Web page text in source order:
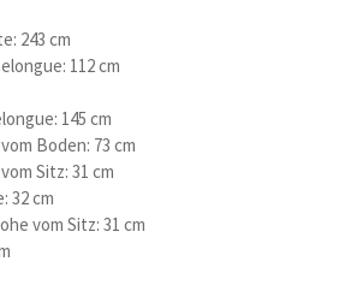
243 cm
112 cm
145 cm
Boden: 73 cm
Sitz: 31 cm
32 cm
vom Sitz: 31 cm